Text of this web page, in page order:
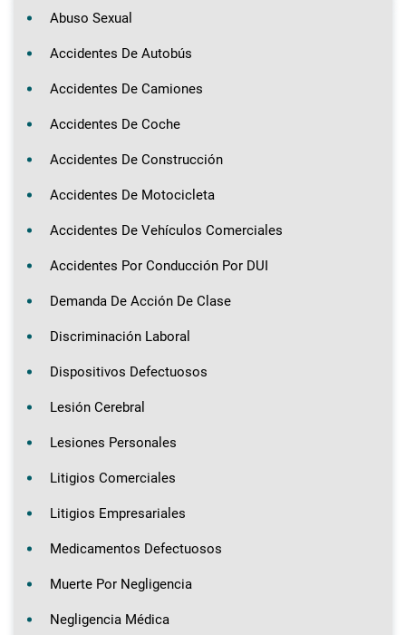
Abuso Sexual
Accidentes De Autobús
Accidentes De Camiones
Accidentes De Coche
Accidentes De Construcción
Accidentes De Motocicleta
Accidentes De Vehículos Comerciales
Accidentes Por Conducción Por DUI
Demanda De Acción De Clase
Discriminación Laboral
Dispositivos Defectuosos
Lesión Cerebral
Lesiones Personales
Litigios Comerciales
Litigios Empresariales
Medicamentos Defectuosos
Muerte Por Negligencia
Negligencia Médica